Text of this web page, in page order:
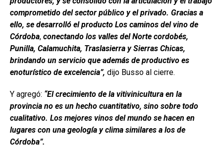
comprometido del sector público y el privado. Gracias a
ello, se desarrolló el producto Los caminos del vino de
Córdoba, conectando los valles del Norte cordobés,
Punilla, Calamuchita, Traslasierra y Sierras Chicas,
brindando un servicio que además de productivo es
enoturístico de excelencia”, dijo Busso al cierre.
Y agregó: “El crecimiento de la vitivinicultura en la
provincia no es un hecho cuantitativo, sino sobre todo
cualitativo. Los mejores vinos del mundo se hacen en
lugares con una geología y clima similares a los de
Córdoba”.